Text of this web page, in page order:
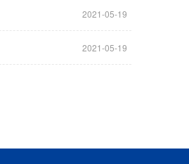
2021-05-19
2021-05-19